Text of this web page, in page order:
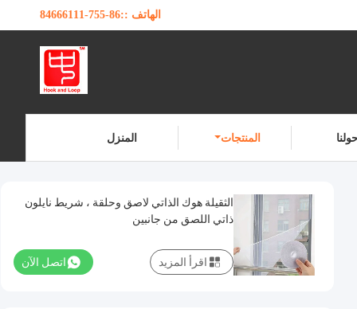
الهاتف ::86-755-84666111
المنزل المنتجات
الثقيلة هوك الذاتي لاصق وحلقة ، شريط نايلون
ذاتي اللصق من جانبين
اتصل الآن اقرأ المزيد